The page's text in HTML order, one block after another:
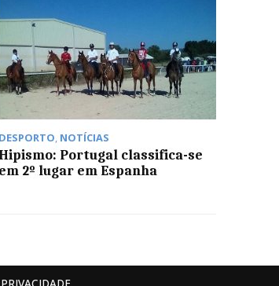
DESPORTO, NOTÍCIAS
Hipismo: Portugal classifica-se
em 2º lugar em Espanha